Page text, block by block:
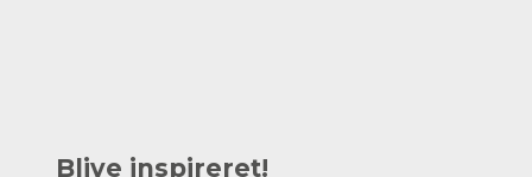
Blive inspireret!